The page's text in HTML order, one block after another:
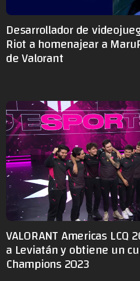
Desarrollador de
Riot a homenajear a
de Valorant
VALORANT Americas LCQ
a Leviatán y obtiene un
Champions 2023